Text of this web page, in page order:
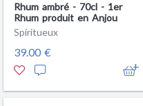
Rhum ambré - 70cl - 1er
Rhum produit en Anjou
Spiritueux
39.00 €